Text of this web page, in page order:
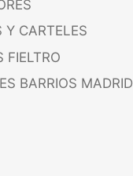
Y CARTELES
FIELTRO
BARRIOS MADRID